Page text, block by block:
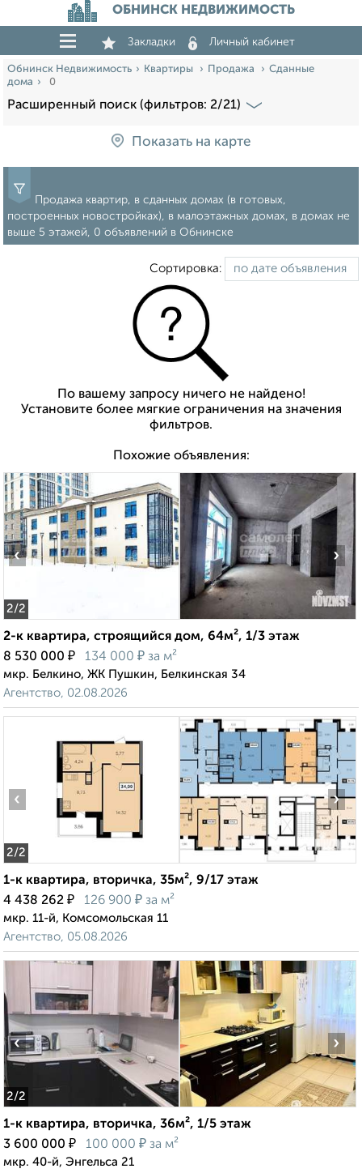
ОБНИНСК НЕДВИЖИМОСТЬ
Закладки Личный кабинет
Обнинск Недвижимость Квартиры Продажа
Сданные
дома
0
Расширенный поиск (фильтров: 2/21)
Показать на карте
Продажа квартир, в сданных домах (в готовых,
построенных новостройках), в малоэтажных домах, в домах не
выше 5 этажей, 0 объявлений в Обнинске
Сортировка:
По вашему запросу ничего не найдено!
Установите более мягкие ограничения на значения
фильтров.
Похожие объявления:
2/2
‹ ›
2-к квартира, строящийся дом, 64м², 1/3 этаж
8 530 000 ₽ 134 000 ₽ за м²
мкр. Белкино, ЖК Пушкин, Белкинская 34
Агентство, 02.08.2026
2/2
‹ ›
1-к квартира, вторичка, 35м², 9/17 этаж
4 438 262 ₽ 126 900 ₽ за м²
мкр. 11-й, Комсомольская 11
Агентство, 05.08.2026
2/2
‹ ›
1-к квартира, вторичка, 36м², 1/5 этаж
3 600 000 ₽ 100 000 ₽ за м²
мкр. 40-й, Энгельса 21